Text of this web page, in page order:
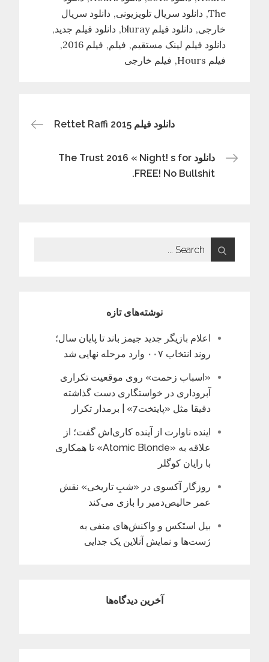
The دانلود سریال تلویزیونی دانلود سریال
خارجی دانلود فیلم bluray
دانلود فیلم جدید
دانلود فیلم لینک مستقیم فیلم فیلم 2016
فیلم Hours
فیلم خارجی
راهبری
نوشته
دانلود فیلم Rettet Raffi 2015
دانلود The Trust 2016 « Night! s for
FREE! No Bullshit.
Search
for:
نوشته‌های تازه
اعلام بازیگر جدید جیمز باند تا پایان سال؛
روند انتخاب ۰۰۷ وارد مرحله نهایی شد
«اسباب زحمت» روی موقعیت تکراری
آبروداری در خواستگاری دست گذاشته
دقیقا مثل «پایتخت7» | برمدار تکرار
اینده ناوارت از آینده کاری‌اش گفت؛ از
علاقه به «Atomic Blonde» تا همکاری
با رایان کوگلر
روزگار آکسوی در «شبِ تاریخی» نقش
عمر حالیص‌دمیر را بازی می‌کند
بیل استَکس و واکنش‌های منفی به
ژست‌ها و نمایش آنلاین یک جدایی
آخرین دیدگاه‌ها